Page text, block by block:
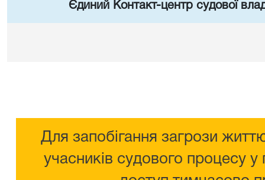
Єдиний Контакт-центр судової
Для запобігання загрози
учасників судового процесу у